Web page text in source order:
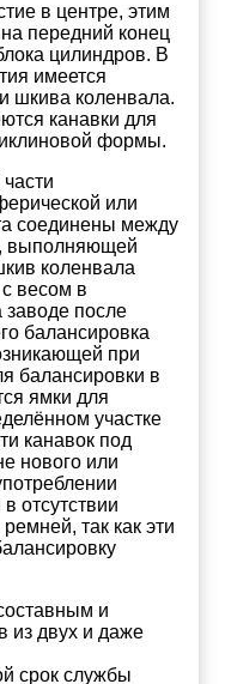
в центре, этим
передний конец
цилиндров. В
имеется
шкива коленвала.
канавки для
формы.
или
соединены между
выполняющей
коленвала
весом в
заводе после
балансировка
при
балансировки в
ямки для
участке
канавок под
нового или
отсутствии
так как эти
и
из двух и даже
срок службы